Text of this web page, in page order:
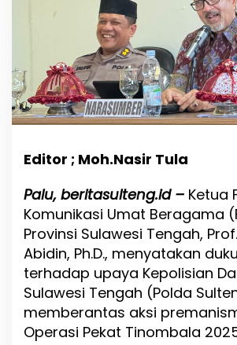
g
D
u
k
u
n
g
o
B
e
r
a
n
t
a
s
P
Editor ; Moh.Nasir Tula
Palu, beritasulteng.id – Ketua
Komunikasi Umat Beragama
Provinsi Sulawesi Tengah,
Abidin, Ph.D., menyatakan
terhadap upaya Kepolisian
Sulawesi Tengah (Polda
memberantas aksi
Operasi Pekat Tinombala